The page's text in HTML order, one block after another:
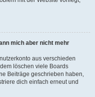
mich aber nicht mehr
aus verschieden
löschen viele Boards
Beiträge geschrieben haben,
dich einfach erneut und